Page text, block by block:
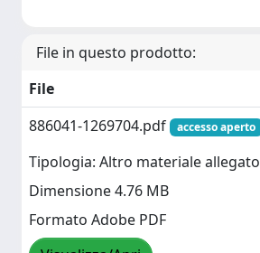
File in questo prodotto:
File
886041-1269704.pdf
accesso aperto
Tipologia: Altro materiale allegato
Dimensione 4.76 MB
Formato Adobe PDF